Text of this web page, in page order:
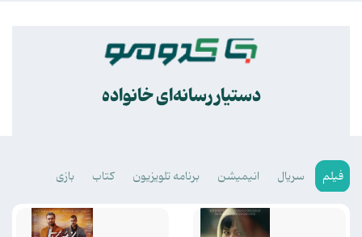
دستیار رسانه‌ای خانواده
فیلم سریال انیمیشن برنامه تلویزیون کتاب بازی